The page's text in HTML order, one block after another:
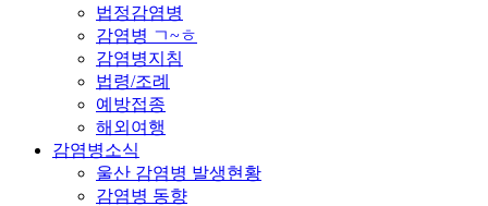
법정감염병
감염병 ㄱ~ㅎ
감염병지침
법령/조례
예방접종
해외여행
감염병소식
울산 감염병 발생현황
감염병 동향